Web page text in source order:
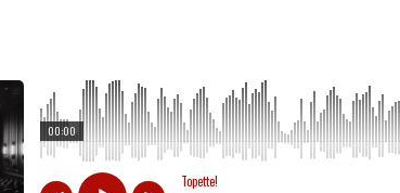
00:00
Topette!